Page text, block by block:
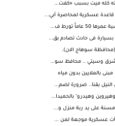
كله ميت بسبب «كفت...
عسكرية لمحاصرة آبي...
تورط ف...
فى حادث تصادم بق...
(محافظة سوهاج الان).
شرق وسيتي .. محافظ سو...
بالملايين بدون مياه
بقنا.. ضرورة لضم...
وهيدرو" بالحميدا...
على يد ربة منزل و...
عسكرية موجعة لمن ...